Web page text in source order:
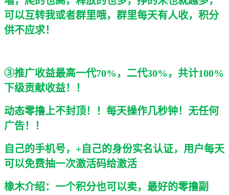
可以互转我或者群里哦，群里每天有人收，积分
供不应求！
③推广收益最高一代70%，二代30%，共计100%
下级贡献收益！！
动态零撸上不封顶！！每天操作几秒钟！无任何
广告！！
自己的手机号，+自己的身份实名认证，用户每天
可以免费抽一次激活码给激活
橡木介绍：一个积分也可以卖，最好的零撸副